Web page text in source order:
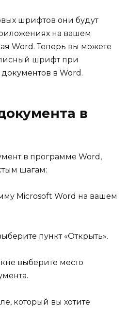
шрифтов они будут
на вашем
Word. Теперь вы можете
шрифт при
в Word.
в
в программе Word,
шагам:
Microsoft Word на вашем
пункт «Открыть».
выберите место
который вы хотите